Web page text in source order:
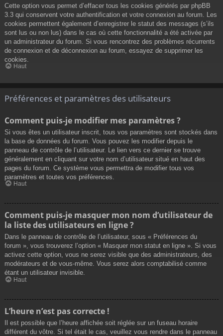
Cette option vous permet d’effacer tous les cookies générés par phpBB
3.3 qui conservent votre authentification et votre connexion au forum. Les
cookies permettent également d’enregistrer le statut des messages (s’ils
sont lus ou non lus) dans le cas où cette fonctionnalité a été activée par
un administrateur du forum. Si vous rencontrez des problèmes récurrents
de connexion et de déconnexion au forum, essayez de supprimer les
cookies.
Haut
Préférences et paramètres des utilisateurs
Comment puis-je modifier mes paramètres ?
Si vous êtes un utilisateur inscrit, tous vos paramètres sont stockés dans
la base de données du forum. Vous pouvez les modifier depuis le
panneau de contrôle de l’utilisateur. Le lien vers ce dernier se trouve
généralement en cliquant sur votre nom d’utilisateur situé en haut des
pages du forum. Ce système vous permettra de modifier tous vos
paramètres et toutes vos préférences.
Haut
Comment puis-je masquer mon nom d’utilisateur de
la liste des utilisateurs en ligne ?
Dans le panneau de contrôle de l’utilisateur, sous « Préférences du
forum », vous trouverez l’option « Masquer mon statut en ligne ». Si vous
activez cette option, vous ne serez visible que des administrateurs, des
modérateurs et de vous-même. Vous serez alors comptabilisé comme
étant un utilisateur invisible.
Haut
L’heure n’est pas correcte !
Il est possible que l’heure affichée soit réglée sur un fuseau horaire
différent du vôtre. Si tel était le cas, veuillez vous rendre dans le panneau